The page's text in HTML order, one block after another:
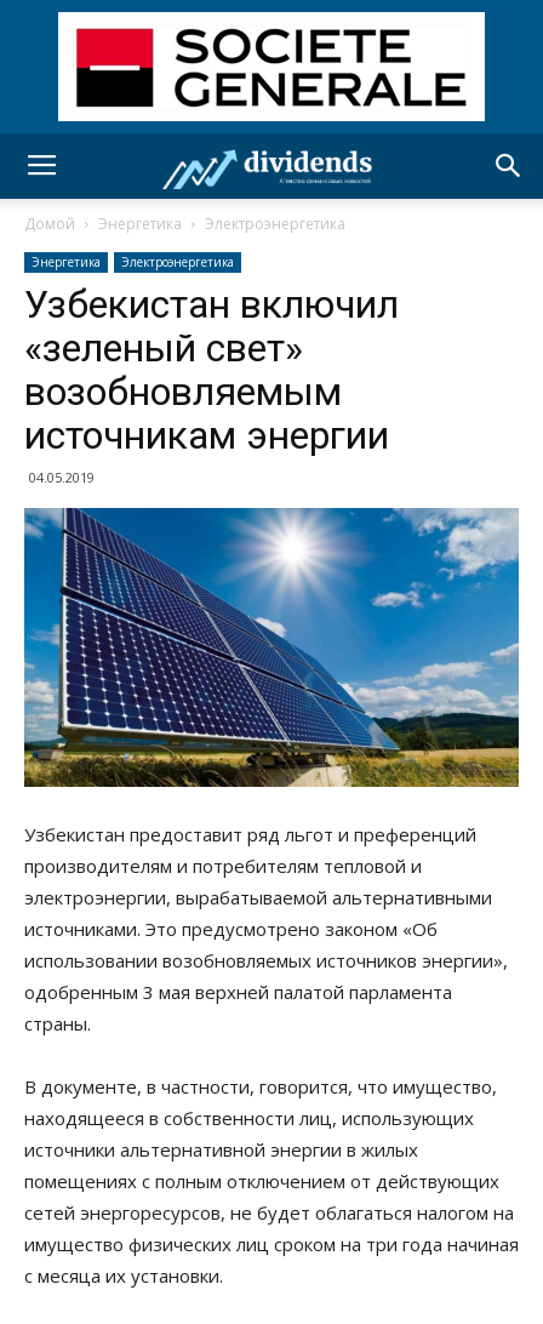
Домой Энергетика Электроэнергетика
Энергетика Электроэнергетика
Узбекистан включил
«зеленый свет»
возобновляемым
источникам энергии
04.05.2019
Узбекистан предоставит ряд льгот и преференций
производителям и потребителям тепловой и
электроэнергии, вырабатываемой альтернативными
источниками. Это предусмотрено законом «Об
использовании возобновляемых источников энергии»,
одобренным 3 мая верхней палатой парламента
страны.
В документе, в частности, говорится, что имущество,
находящееся в собственности лиц, использующих
источники альтернативной энергии в жилых
помещениях с полным отключением от действующих
сетей энергоресурсов, не будет облагаться налогом на
имущество физических лиц сроком на три года начиная
с месяца их установки.